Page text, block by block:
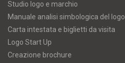
Studio logo e marchio
Manuale analisi simbologica del logo
Carta intestata e biglietti da visita
Logo Start Up
Creazione brochure